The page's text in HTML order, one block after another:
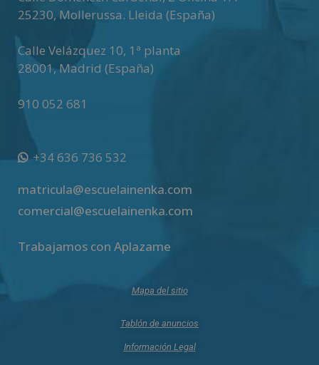
25230, Mollerussa. Lleida (España)
Calle Velázquez 10, 1ª planta
28001,Madrid (España)
910 052 681
+34 636 736 532
matricula@escuelainenka.com
comercial@escuelainenka.com
Trabajamos con Aplazame
Mapa del sitio
Tablón de anuncios
Información Legal